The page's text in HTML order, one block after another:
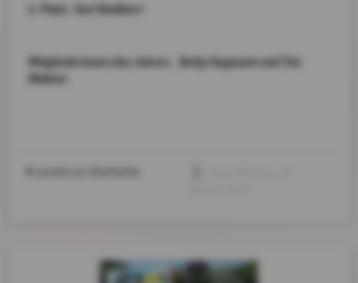
2. Platz: Karl Radlherr
Mitgliederinnen des Jahres: Betty Hagmann und Tini
Müllner